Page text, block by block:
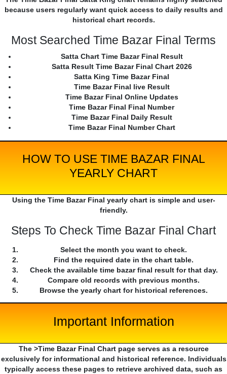
because users regularly want quick access to daily results and
historical chart records.
Most Searched Time Bazar Final Terms
Satta Chart Time Bazar Final Result
Satta Result Time Bazar Final Chart 2026
Satta King Time Bazar Final
Time Bazar Final live Result
Time Bazar Final Online Updates
Time Bazar Final Final Number
Time Bazar Final Daily Result
Time Bazar Final Number Chart
HOW TO USE TIME BAZAR FINAL
YEARLY CHART
Using the Time Bazar Final yearly chart is simple and user-
friendly.
Steps To Check Time Bazar Final Chart
Select the month you want to check.
Find the required date in the chart table.
Check the available time bazar final result for that day.
Compare old records with previous months.
Browse the yearly chart for historical references.
Important Information
The >Time Bazar Final Chart page serves as a resource
exclusively for informational and historical reference. Individuals
typically access these pages to retrieve archived data, such as